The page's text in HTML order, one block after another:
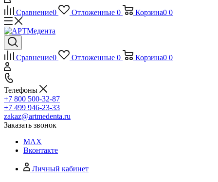
Сравнение0 Отложенные 0 Корзина0 0
Сравнение0 Отложенные 0 Корзина0 0
Телефоны
+7 800 500-32-87
+7 499 946-23-33
zakaz@artmedenta.ru
Заказать звонок
MAX
Вконтакте
Личный кабинет